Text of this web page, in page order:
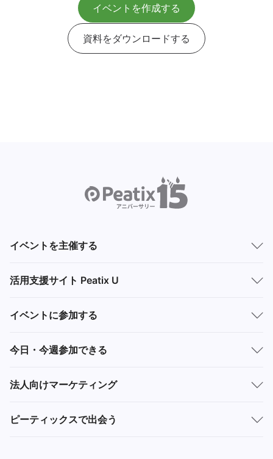
イベントを作成する
資料をダウンロードする
イベントを主催する
活用支援サイト Peatix U
イベントに参加する
今日・今週参加できる
法人向けマーケティング
ピーティックスで出会う